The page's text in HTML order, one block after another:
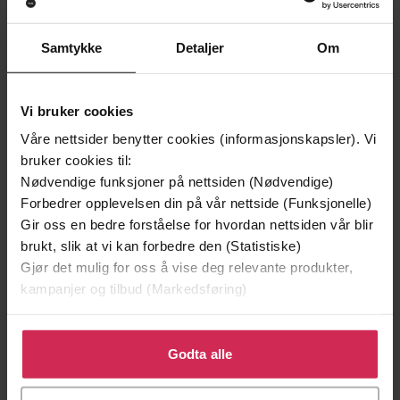
Samtykke Detaljer Om
Vi bruker cookies
Våre nettsider benytter cookies (informasjonskapsler). Vi
bruker cookies til:
Nødvendige funksjoner på nettsiden (Nødvendige)
Forbedrer opplevelsen din på vår nettside (Funksjonelle)
Gir oss en bedre forståelse for hvordan nettsiden vår blir
brukt, slik at vi kan forbedre den (Statistiske)
Gjør det mulig for oss å vise deg relevante produkter,
kampanjer og tilbud (Markedsføring)
Klikk på «Godta alle» for å gi oss ditt samtykke til å
bruke cookies for alle disse formålene. Du kan også
tilpasse ditt samtykke til spesifikke formål ved å klikke
Godta alle
119,-
Vårbarn
Synnøve Eriksen
Purpurkjolen